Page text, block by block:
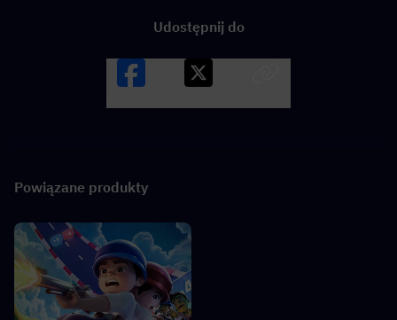
Udostępnij do
Powiązane produkty